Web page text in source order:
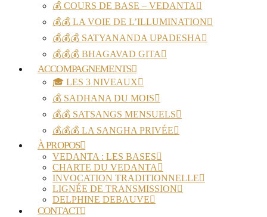
💰 COURS DE BASE – VEDANTA
💰💰 LA VOIE DE L’ILLUMINATION
💰💰💰 SATYANANDA UPADESHA
💰💰💰 BHAGAVAD GITA
ACCOMPAGNEMENTS
🎓 LES 3 NIVEAUX
💰 SADHANA DU MOIS
💰💰 SATSANGS MENSUELS
💰💰💰 LA SANGHA PRIVÉE
À PROPOS
VEDANTA : LES BASES
CHARTE DU VEDANTA
INVOCATION TRADITIONNELLE
LIGNÉE DE TRANSMISSION
DELPHINE DEBAUVE
CONTACT